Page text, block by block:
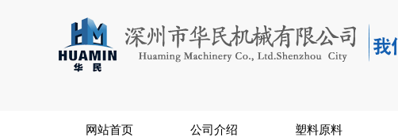
网站首页 公司介绍 塑料原料